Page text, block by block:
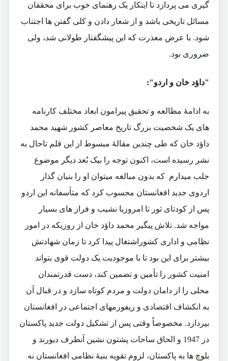
گیری می پردازد تا اینکار یک رهنمای خوب برای محققان
مسائل تاریخی باشد و از شعار دادن و کلی گفتن ها اجتناب
شود. با عرض معذرت که این پیشگفتار طولانی شد، ولی
ضروری بود.
"داؤد خان و اردو":
به ادامۀ مطالعه و تحقیق پیرامون ابعاد مختلف کارنامه
های یک شخصیت بزرگ تاریخ معاصر کشور شهید محمد
داؤد خان که طی چندین مقالۀ مبسوط از این قلم تاحال به
نشر رسیده است، اکنون توجه را بیک بُعد دیگر موضوع
جلب میدارم که بدون مبالغه میتوان او را بنیان گذار
اردوی جدید افغانستان محسوب کرد که متأسفانه این اردو
پس از کودتای ثور تا امروزبا نشیب و فراز های بسیار
مواجه شد. تلاش پیگیر محمد داؤد خان از روزیکه در امور
نظامی و اداری کشوراشتغال پیدا کرد تا زمان شهادتش
بیشتر برای این بود تا با موجودیت یک دولت قوی بتواند
امنیت کشور را تأمین و تضمین کند، دست قدرتمندان
محلی را از دامان دولت و مردم کوتاه سازد و در قبال آن
به انکشاف اقتصادی و ریفورمهای اجتماعی در افغانستان
بپردازد. مخصوصاً وقتی پس از تشکیل دولت جدید پاکستان
در 1947 و الحاق ساحات پشتون نشین آنطرف دیورند و
بلوچ ها به پاکستان، لزوم تقویه بنیۀ نظامی افغانستان نه